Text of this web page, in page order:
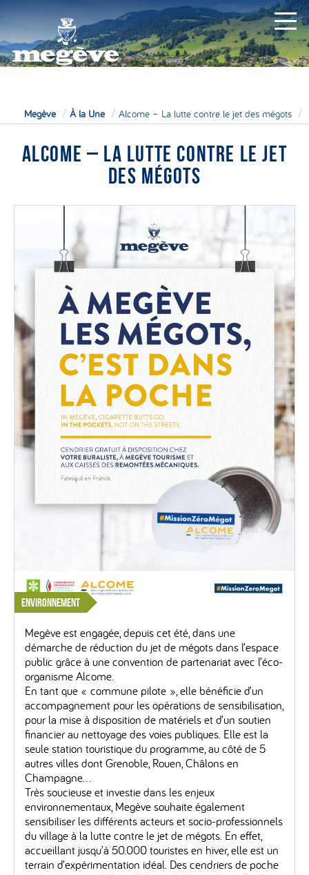
Megève À la Une Alcome – La lutte contre le jet des mégots
ALCOME – LA LUTTE CONTRE LE JET
DES MÉGOTS
ENVIRONNEMENT
Megève est engagée, depuis cet été, dans une
démarche de réduction du jet de mégots dans l’espace
public grâce à une convention de partenariat avec l’éco-
organisme Alcome.
En tant que « commune pilote », elle bénéficie d’un
accompagnement pour les opérations de sensibilisation,
pour la mise à disposition de matériels et d’un soutien
financier au nettoyage des voies publiques. Elle est la
seule station touristique du programme, au côté de 5
autres villes dont Grenoble, Rouen, Châlons en
Champagne…
Très soucieuse et investie dans les enjeux
environnementaux, Megève souhaite également
sensibiliser les différents acteurs et socio-professionnels
du village à la lutte contre le jet de mégots. En effet,
accueillant jusqu’à 50.000 touristes en hiver, elle est un
terrain d’expérimentation idéal. Des cendriers de poche